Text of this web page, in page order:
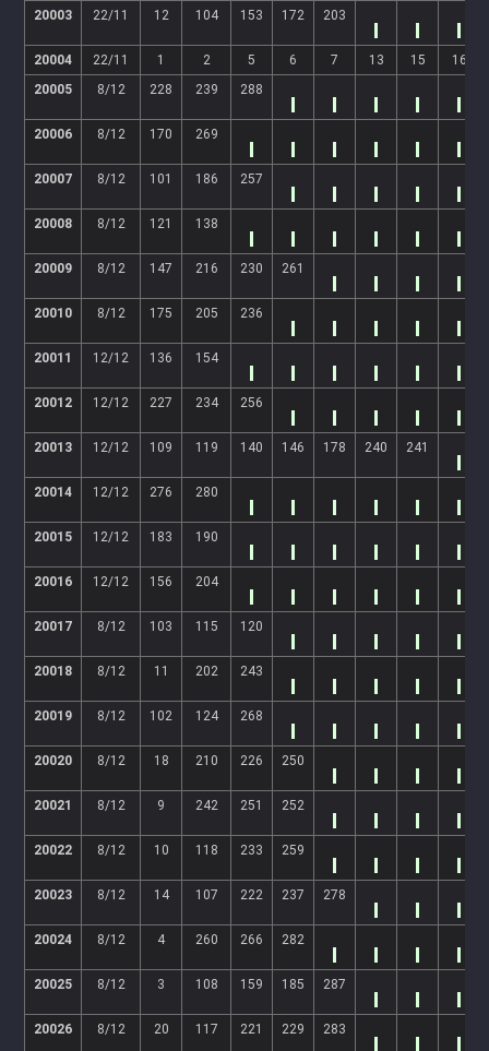
20003 22/11 12 104 153 172 203
20004 22/11 1 2 5 6 7 13 15
16
20005
8/12 228 239 288
20006 8/12 170 269
20007 8/12 101 186 257
20008 8/12 121 138
20009 8/12 147 216 230 261
20010 8/12 175 205 236
20011 12/12 136 154
20012 12/12 227 234 256
20013 12/12 109 119 140 146 178 240 241
20014 12/12 276 280
20015 12/12 183 190
20016 12/12 156 204
20017 8/12 103 115 120
20018 8/12 11 202 243
20019 8/12 102 124 268
20020 8/12 18 210 226 250
20021 8/12 9 242 251 252
20022 8/12 10 118 233 259
20023 8/12 14 107 222 237 278
20024 8/12 4 260 266 282
20025 8/12 3 108 159 185 287
20026 8/12 20 117 221 229 283